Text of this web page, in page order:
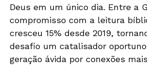
Deus em um único dia. Entre a
compromisso com a leitura
cresceu 15% desde 2019,
desafio um catalisador
geração ávida por conexões